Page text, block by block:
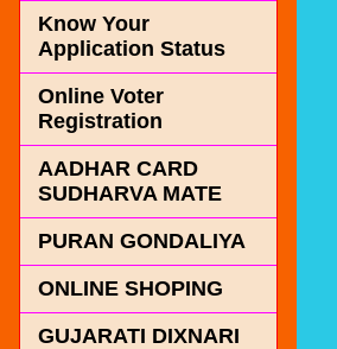
Know Your
Application Status
Online Voter
Registration
AADHAR CARD
SUDHARVA MATE
PURAN GONDALIYA
ONLINE SHOPING
GUJARATI DIXNARI